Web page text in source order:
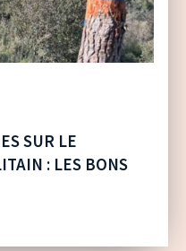
SUR LE
: LES BONS